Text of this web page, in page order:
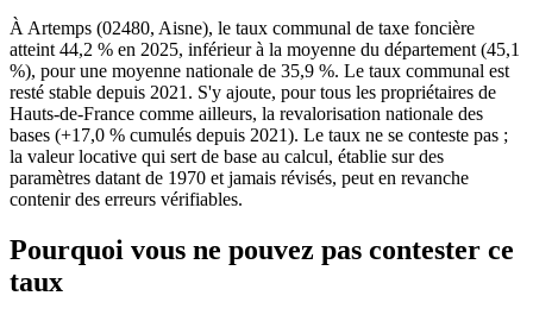
À Artemps (02480, Aisne), le taux communal de taxe foncière
atteint 44,2 % en 2025, inférieur à la moyenne du département (45,1
%), pour une moyenne nationale de 35,9 %. Le taux communal est
resté stable depuis 2021. S'y ajoute, pour tous les propriétaires de
Hauts-de-France comme ailleurs, la revalorisation nationale des
bases (+17,0 % cumulés depuis 2021). Le taux ne se conteste pas ;
la valeur locative qui sert de base au calcul, établie sur des
paramètres datant de 1970 et jamais révisés, peut en revanche
contenir des erreurs vérifiables.
Pourquoi vous ne pouvez pas contester ce
taux